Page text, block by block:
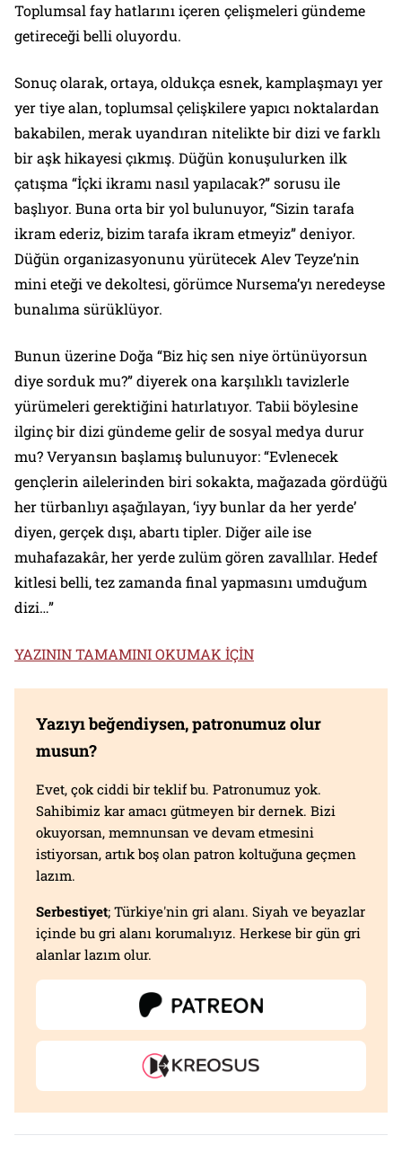
Toplumsal fay hatlarını içeren çelişmeleri gündeme
getireceği belli oluyordu.
Sonuç olarak, ortaya, oldukça esnek, kamplaşmayı yer
yer tiye alan, toplumsal çelişkilere yapıcı noktalardan
bakabilen, merak uyandıran nitelikte bir dizi ve farklı
bir aşk hikayesi çıkmış. Düğün konuşulurken ilk
çatışma “İçki ikramı nasıl yapılacak?” sorusu ile
başlıyor. Buna orta bir yol bulunuyor, “Sizin tarafa
ikram ederiz, bizim tarafa ikram etmeyiz” deniyor.
Düğün organizasyonunu yürütecek Alev Teyze’nin
mini eteği ve dekoltesi, görümce Nursema’yı neredeyse
bunalıma sürüklüyor.
Bunun üzerine Doğa “Biz hiç sen niye örtünüyorsun
diye sorduk mu?” diyerek ona karşılıklı tavizlerle
yürümeleri gerektiğini hatırlatıyor. Tabii böylesine
ilginç bir dizi gündeme gelir de sosyal medya durur
mu? Veryansın başlamış bulunuyor: “Evlenecek
gençlerin ailelerinden biri sokakta, mağazada gördüğü
her türbanlıyı aşağılayan, ‘iyy bunlar da her yerde’
diyen, gerçek dışı, abartı tipler. Diğer aile ise
muhafazakâr, her yerde zulüm gören zavallılar. Hedef
kitlesi belli, tez zamanda final yapmasını umduğum
dizi…”
YAZININ TAMAMINI OKUMAK İÇİN
Yazıyı beğendiysen, patronumuz olur
musun?
Evet, çok ciddi bir teklif bu. Patronumuz yok.
Sahibimiz kar amacı gütmeyen bir dernek. Bizi
okuyorsan, memnunsan ve devam etmesini
istiyorsan, artık boş olan patron koltuğuna geçmen
lazım.
Serbestiyet; Türkiye'nin gri alanı. Siyah ve beyazlar
içinde bu gri alanı korumalıyız. Herkese bir gün gri
alanlar lazım olur.